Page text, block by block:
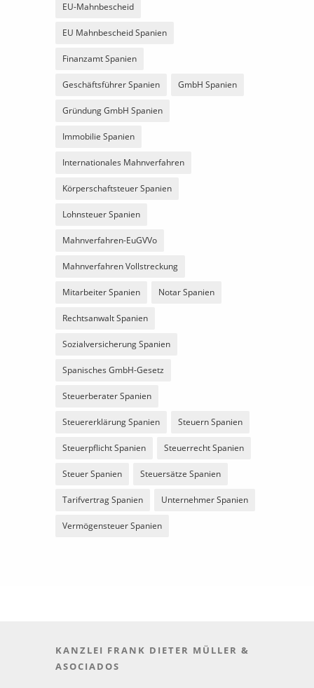
EU-Mahnbescheid
EU Mahnbescheid Spanien
Finanzamt Spanien
Geschäftsführer Spanien GmbH Spanien
Gründung GmbH Spanien
Immobilie Spanien
Internationales Mahnverfahren
Körperschaftsteuer Spanien
Lohnsteuer Spanien
Mahnverfahren-EuGVVo
Mahnverfahren Vollstreckung
Mitarbeiter Spanien Notar Spanien
Rechtsanwalt Spanien
Sozialversicherung Spanien
Spanisches GmbH-Gesetz
Steuerberater Spanien
Steuererklärung Spanien Steuern Spanien
Steuerpflicht Spanien Steuerrecht Spanien
Steuer Spanien Steuersätze Spanien
Tarifvertrag Spanien Unternehmer Spanien
Vermögensteuer Spanien
KANZLEI FRANK DIETER MÜLLER &
ASOCIADOS